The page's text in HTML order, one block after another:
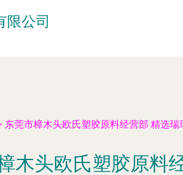
限公司
东莞市樟木头欧氏塑胶原料经营部 精选
木头欧氏塑胶原料